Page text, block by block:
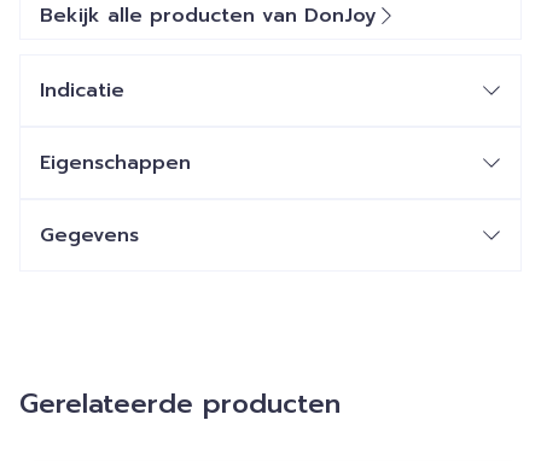
Bekijk alle producten van DonJoy
Indicatie
Eigenschappen
Gegevens
Gerelateerde producten